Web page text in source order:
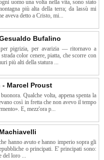
uomo una volta nella vita, sono stato
più alta della terra; da lassù mi
aveva detto a Cristo, mi...
Bufalino
pigrizia, per avarizia — ritornavo a
color cenere, piatta, che scorre con
più alti della statura ...
- Marcel Proust
Qualche volta, appena spenta la
così in fretta che non avevo il tempo
E, mezz'ora p...
hanno avuto e hanno imperio sopra gli
o principati. E' principati sono:
del loro ...